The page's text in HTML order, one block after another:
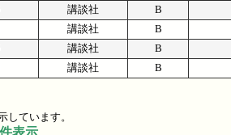
講談社 B
講談社 B
講談社 B
講談社 B
しています。